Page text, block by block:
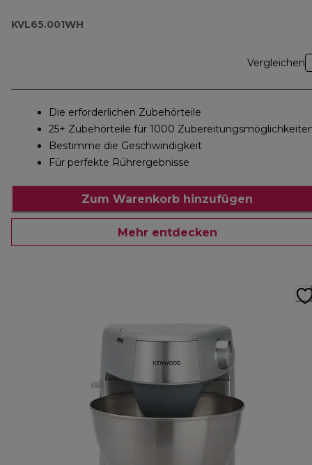
KVL65.001WH
Vergleichen
Die erforderlichen Zubehörteile
25+ Zubehörteile für 1000
Bestimme die Geschwindigkeit
Für perfekte Rührergebnisse
Zum Warenkorb hinzufügen
Mehr entdecken